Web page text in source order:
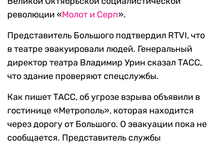
революции «Молот и Серп».
Представитель Большого подтвердил RTVI, что
в театре эвакуировали людей. Генеральный
директор театра Владимир Урин сказал ТАСС,
что здание проверяют спецслужбы.
Как пишет ТАСС, об угрозе взрыва объявили в
гостинице «Метрополь», которая находится
через дорогу от Большого. О эвакуации пока не
сообщается. Представитель службы